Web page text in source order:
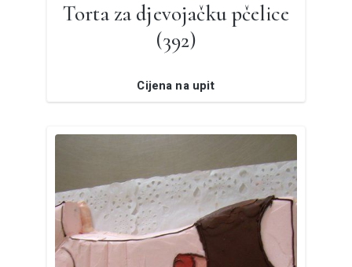
Torta za djevojačku pčelice
(392)
Cijena na upit